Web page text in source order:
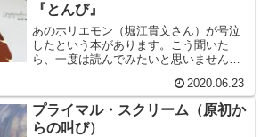
『とんび』
あのホリエモン（堀江貴文さん）が号泣
したという本があります。こう聞いた
ら、一度は読んでみたいと思いません
著。直木賞作家の作品です。日曜劇場で
テレビ化もされました。【この記事を書
いている人】瞑想ランニング（...
2020.06.23
プライマル・スクリーム（原初か
らの叫び）